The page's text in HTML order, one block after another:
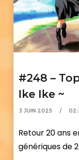
#248 –
Ike Ike ~
3 JUIN 2025
Retour 20 ans
génériques de